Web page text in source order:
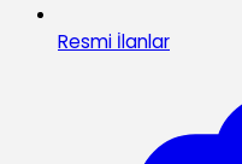
Resmi İlanlar